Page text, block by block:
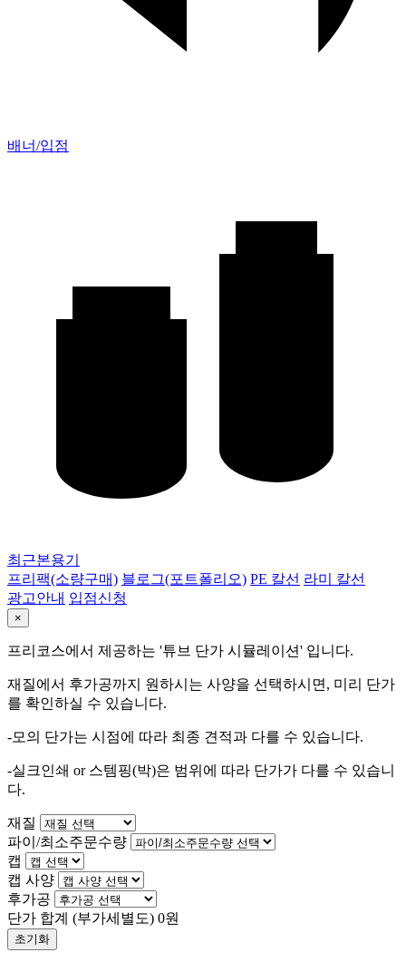
배너/입점
최근본용기
프리팩(소량구매) 블로그(포트폴리오) PE 칼선 라미 칼선
광고안내 입점신청
×
프리코스에서 제공하는 '튜브 단가 시뮬레이션' 입니다.
재질에서 후가공까지 원하시는 사양을 선택하시면, 미리 단가
를 확인하실 수 있습니다.
-모의 단가는 시점에 따라 최종 견적과 다를 수 있습니다.
-실크인쇄 or 스템핑(박)은 범위에 따라 단가가 다를 수 있습니
다.
재질
파이/최소주문수량
캡
캡 사양
후가공
단가 합계 (부가세별도) 0원
초기화